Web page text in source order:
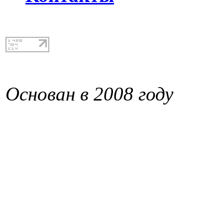
Основан в 2008 году